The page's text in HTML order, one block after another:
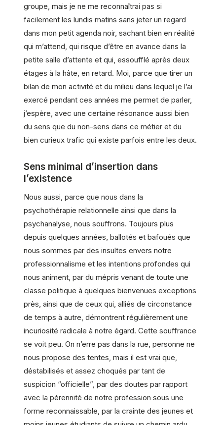
groupe, mais je ne me reconnaîtrai pas si
facilement les lundis matins sans jeter un regard
dans mon petit agenda noir, sachant bien en réalité
qui m’attend, qui risque d’être en avance dans la
petite salle d’attente et qui, essoufflé après deux
étages à la hâte, en retard. Moi, parce que tirer un
bilan de mon activité et du milieu dans lequel je l’ai
exercé pendant ces années me permet de parler,
j’espère, avec une certaine résonance aussi bien
du sens que du non-sens dans ce métier et du
bien curieux trafic qui existe parfois entre les deux.
Sens minimal d’insertion dans
l’existence
Nous aussi, parce que nous dans la
psychothérapie relationnelle ainsi que dans la
psychanalyse, nous souffrons. Toujours plus
depuis quelques années, ballotés et bafoués que
nous sommes par des insultes envers notre
professionnalisme et les intentions profondes qui
nous animent, par du mépris venant de toute une
classe politique à quelques bienvenues exceptions
près, ainsi que de ceux qui, alliés de circonstance
de temps à autre, démontrent régulièrement une
incuriosité radicale à notre égard. Cette souffrance
se voit peu. On n’erre pas dans la rue, personne ne
nous propose des tentes, mais il est vrai que,
déstabilisés et assez choqués par tant de
suspicion “officielle”, par des doutes par rapport
avec la pérennité de notre profession sous une
forme reconnaissable, par la crainte des jeunes et